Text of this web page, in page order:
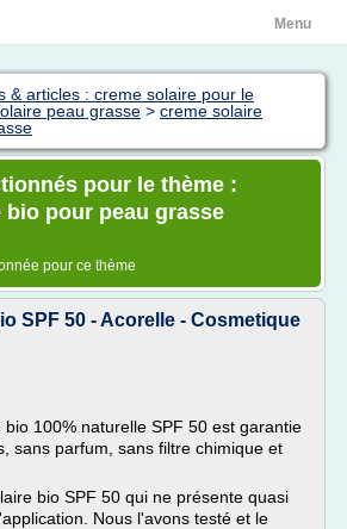
Menu
& articles : creme solaire pour le
peau grasse > creme solaire
pour le thème :
bio pour peau grasse
pour ce thème
SPF 50 - Acorelle - Cosmetique
100% naturelle SPF 50 est garantie
sans parfum, sans filtre chimique et
bio SPF 50 qui ne présente quasi
Nous l'avons testé et le